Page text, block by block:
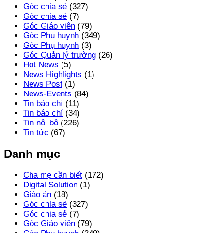
Góc chia sẻ (327)
Góc chia sẻ (7)
Góc Giáo viên (79)
Góc Phụ huynh (349)
Góc Phụ huynh (3)
Góc Quản lý trường (26)
Hot News (5)
News Highlights (1)
News Post (1)
News-Events (84)
Tin báo chí (11)
Tin báo chí (34)
Tin nội bộ (226)
Tin tức (67)
Danh mục
Cha mẹ cần biết (172)
Digital Solution (1)
Giáo án (18)
Góc chia sẻ (327)
Góc chia sẻ (7)
Góc Giáo viên (79)